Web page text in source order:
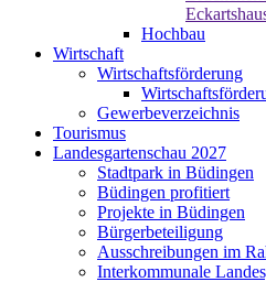
Hochbau
Wirtschaft
Wirtschaftsförderung
Gewerbeverzeichnis
Tourismus
Landesgartenschau 2027
Stadtpark in Büdingen
Büdingen profitiert
Projekte in Büdingen
Bürgerbeteiligung
Ausschreibungen im
Interkommunale